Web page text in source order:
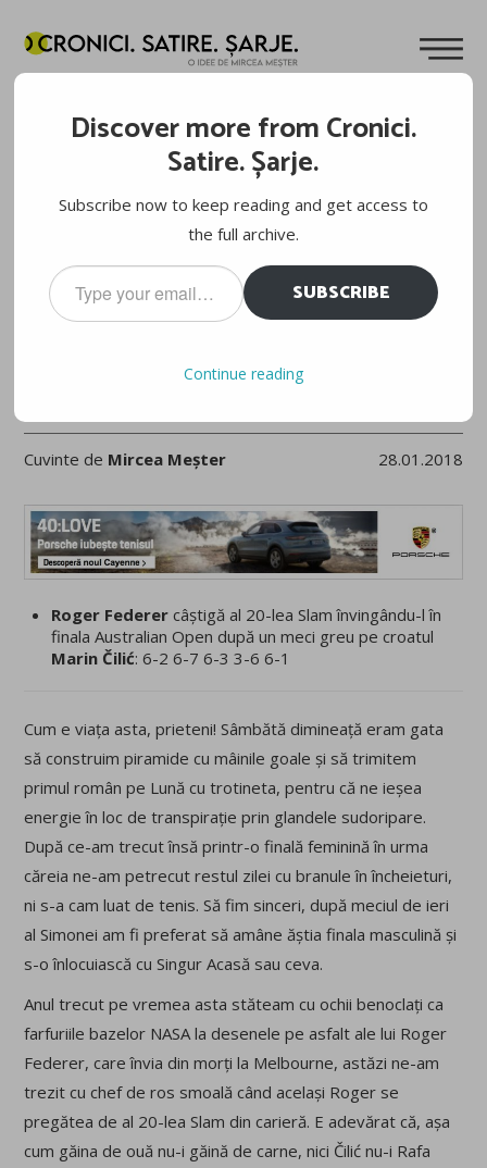
AUSTRALIAN OPEN, FAZA PE TUȘĂ. FINALA MASCULINĂ:
Cuvinte de Mircea Meșter 28.01.2018
Roger Federer câștigă al 20-lea Slam învingându-l în
finala Australian Open după un meci greu pe croatul
Marin Čilić: 6-2 6-7 6-3 3-6 6-1
Cum e viața asta, prieteni! Sâmbătă dimineață eram gata
să construim piramide cu mâinile goale și să trimitem
primul român pe Lună cu trotineta, pentru că ne ieșea
energie în loc de transpirație prin glandele sudoripare.
După ce-am trecut însă printr-o finală feminină în urma
căreia ne-am petrecut restul zilei cu branule în încheieturi,
ni s-a cam luat de tenis. Să fim sinceri, după meciul de ieri
al Simonei am fi preferat să amâne ăștia finala masculină și
s-o înlocuiască cu Singur Acasă sau ceva.
Anul trecut pe vremea asta stăteam cu ochii benoclați ca
farfuriile bazelor NASA la desenele pe asfalt ale lui Roger
Federer, care învia din morți la Melbourne, astăzi ne-am
trezit cu chef de ros smoală când același Roger se
pregătea de al 20-lea Slam din carieră. E adevărat că, așa
cum găina de ouă nu-i găină de carne, nici Čilić nu-i Rafa
Discover more from Cronici.
Satire. Șarje.
Subscribe now to keep reading and get access to
the full archive.
Type
your
email…
SUBSCRIBE
Continue reading